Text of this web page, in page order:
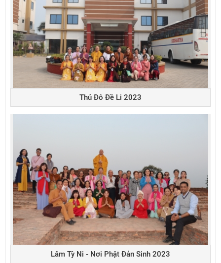
Thủ Đô Đề Li 2023
Lâm Tỳ Ni - Nơi Phật Đản Sinh 2023